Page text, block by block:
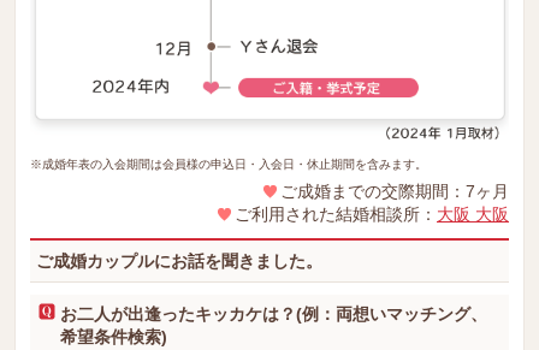
※成婚年表の入会期間は会員様の申込日・入会日・休止期間を含みます。
ご成婚までの交際期間：7ヶ月
ご利用された結婚相談所： 大阪 大阪
ご成婚カップルにお話を聞きました。
お二人が出逢ったキッカケは？(例：両想いマッチング、
希望条件検索)